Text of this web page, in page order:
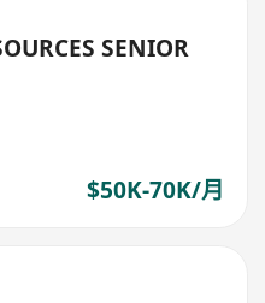
SENIOR
$50K-70K/月